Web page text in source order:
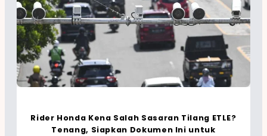
Rider Honda Kena Salah Sasaran Tilang ETLE?
Tenang, Siapkan Dokumen Ini untuk